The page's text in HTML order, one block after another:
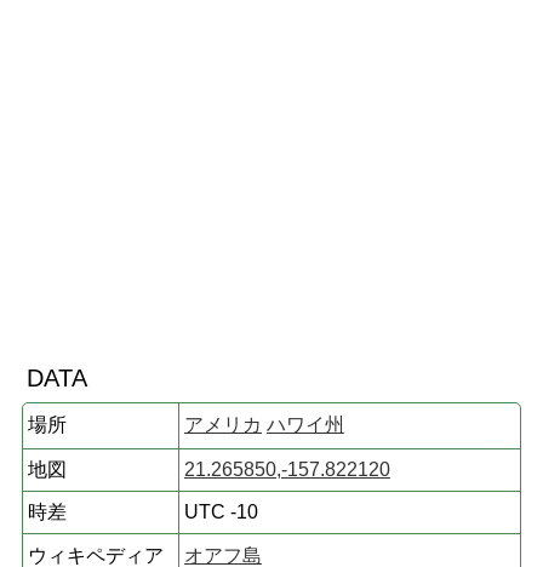
DATA
場所 アメリカ ハワイ州
地図 21.265850,-157.822120
時差 UTC -10
ウィキペディア オアフ島